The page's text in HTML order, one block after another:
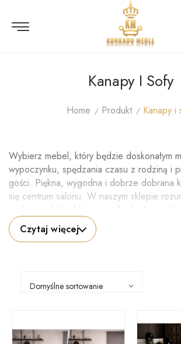
Kanapy I Sofy
Home Produkt Kanapy i
Wybierz mebel, który będzie doskonałym
wypoczynku, spędzania czasu z rodziną i
gości. Piękna, wygodna i dobrze dobrana
się centrum salonu. W naszym sklepie
szuka produktu, który nie tylko będzie
prezentować, ale również zapewni
funkcjonalność. Dlatego ofertę kierujemy
m.in. modele rozkładane z funkcją spania,
granatowe meble, oraz klasyczne warianty
Czytaj więcej